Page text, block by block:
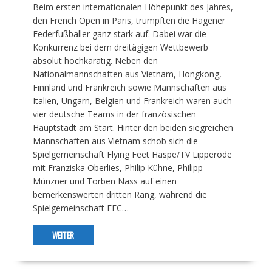
Beim ersten internationalen Höhepunkt des Jahres,
den French Open in Paris, trumpften die Hagener
Federfußballer ganz stark auf. Dabei war die
Konkurrenz bei dem dreitägigen Wettbewerb
absolut hochkarätig. Neben den
Nationalmannschaften aus Vietnam, Hongkong,
Finnland und Frankreich sowie Mannschaften aus
Italien, Ungarn, Belgien und Frankreich waren auch
vier deutsche Teams in der französischen
Hauptstadt am Start. Hinter den beiden siegreichen
Mannschaften aus Vietnam schob sich die
Spielgemeinschaft Flying Feet Haspe/TV Lipperode
mit Franziska Oberlies, Philip Kühne, Philipp
Münzner und Torben Nass auf einen
bemerkenswerten dritten Rang, während die
Spielgemeinschaft FFC…
WEITER